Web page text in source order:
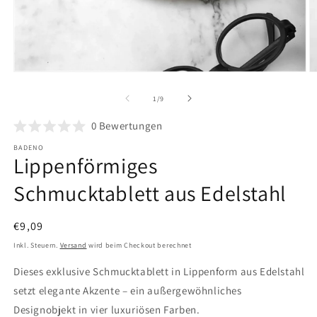
öffnen
1 /von
9
0 Bewertungen
BADENO
Lippenförmiges
Schmucktablett aus Edelstahl
Normaler
Preis
€9,09
Inkl. Steuern. Versand wird beim Checkout berechnet
Dieses exklusive Schmucktablett in Lippenform aus Edelstahl
setzt elegante Akzente – ein außergewöhnliches
Designobjekt in vier luxuriösen Farben.